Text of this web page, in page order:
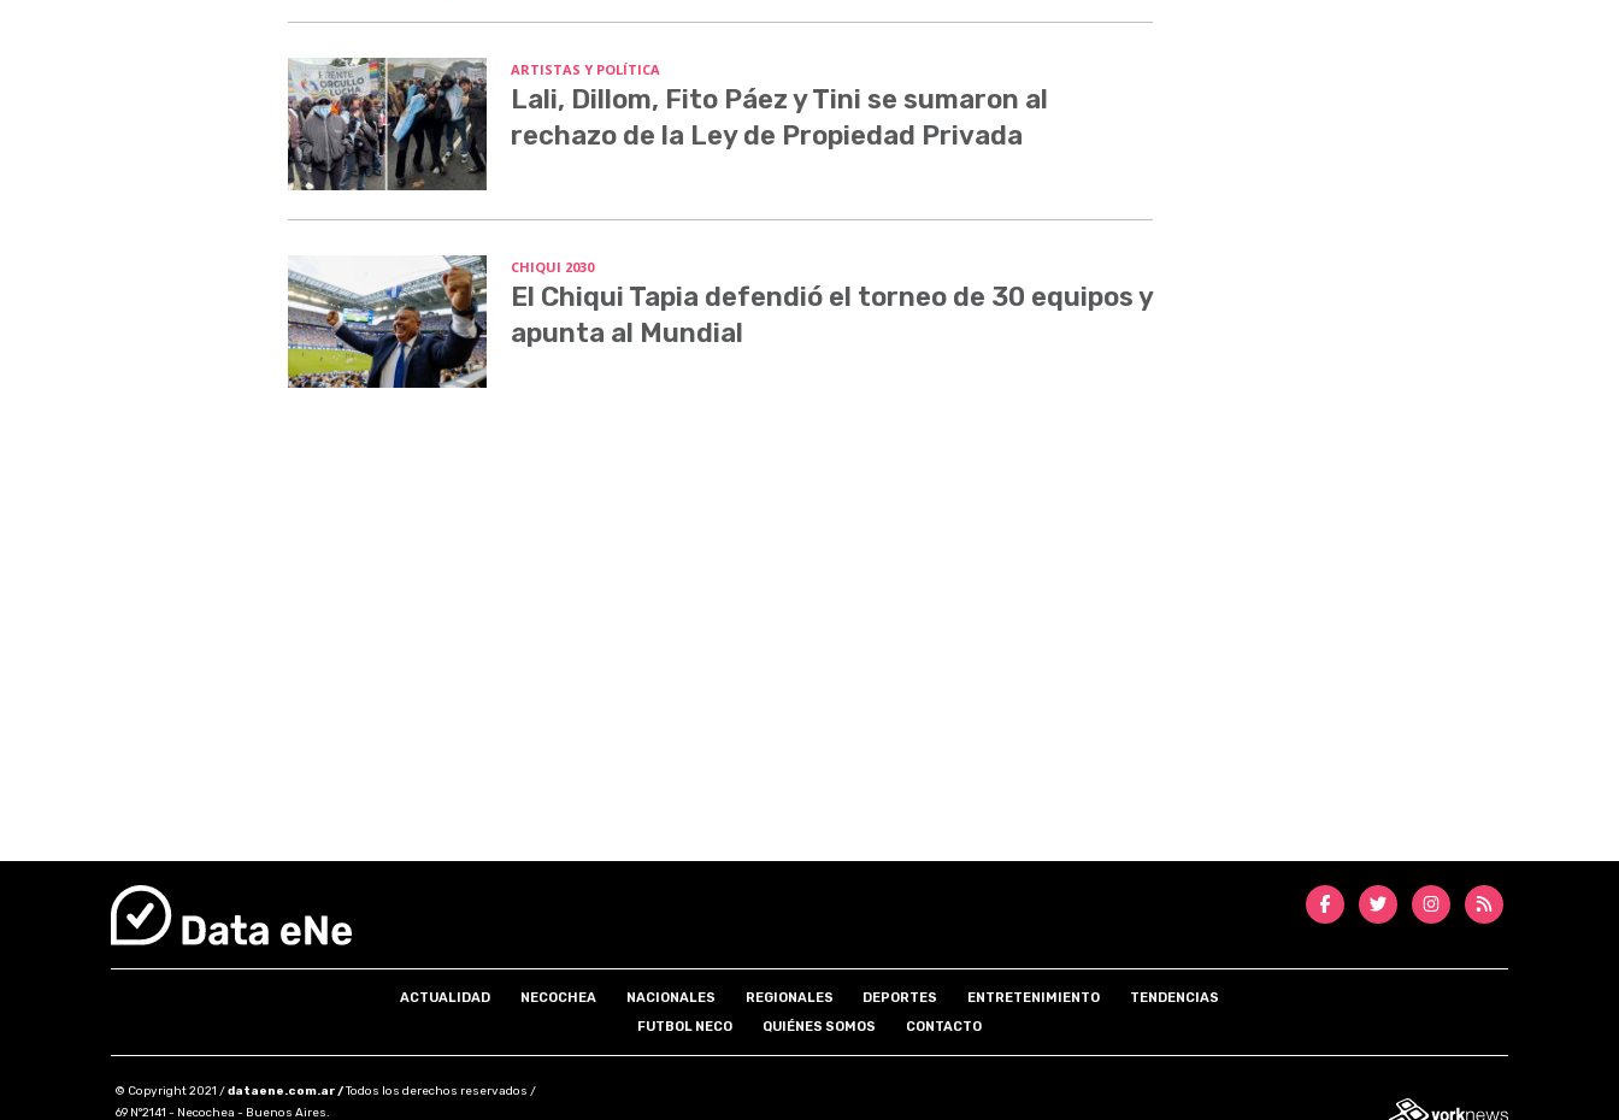
ARTISTAS Y POLÍTICA
Lali, Dillom, Fito Páez y Tini se sumaron al
rechazo de la Ley de Propiedad Privada
CHIQUI 2030
El Chiqui Tapia defendió el torneo de 30 equipos y
apunta al Mundial
ACTUALIDAD NECOCHEA NACIONALES REGIONALES DEPORTES ENTRETENIMIENTO
TENDENCIAS
FUTBOL NECO
QUIÉNES SOMOS CONTACTO
© Copyright 2021 /dataene.com.ar /Todos los derechos reservados /
69 N°2141 - Necochea - Buenos Aires.